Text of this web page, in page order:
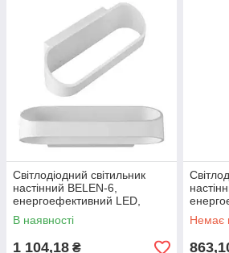
Світлодіодний світильник
настінний BELEN-6,
енергоефективний LED,
колірна температура 4000K
В наявності
1 104,18 ₴
Немає